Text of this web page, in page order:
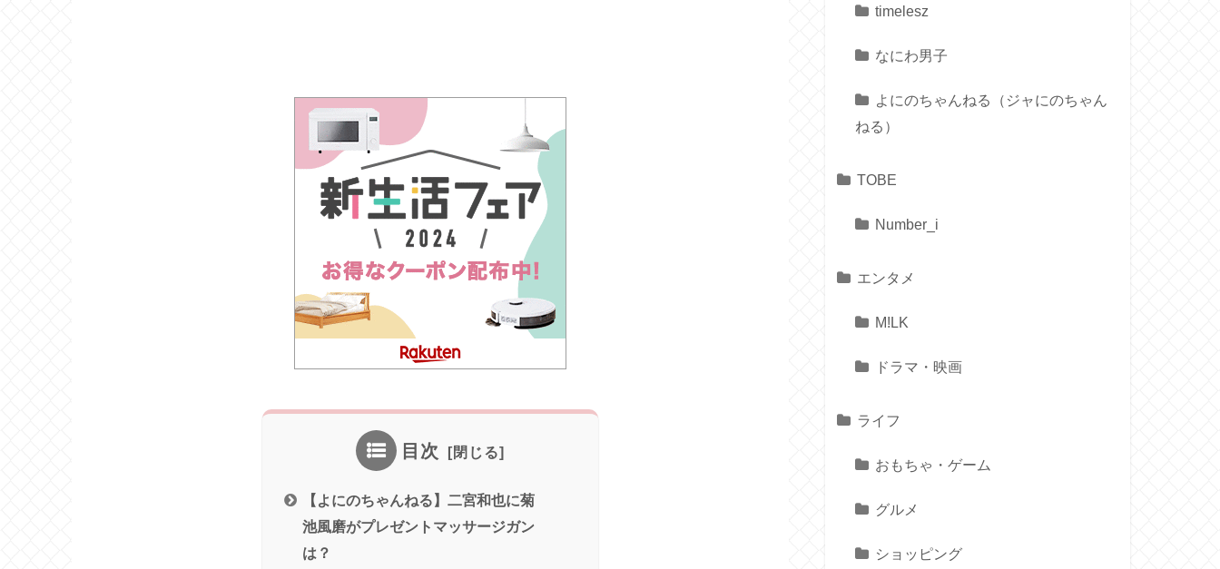
目次
【よにのちゃんねる】二宮和也に菊
池風磨がプレゼントマッサージガン
は？
timelesz
なにわ男子
よにのちゃんねる（ジャにのちゃん
ねる）
TOBE
Number_i
エンタメ
M!LK
ドラマ・映画
ライフ
おもちゃ・ゲーム
グルメ
ショッピング